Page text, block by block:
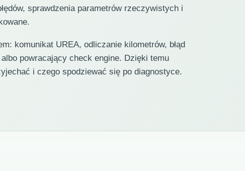
sprawdzenia parametrów rzeczywistych i
komunikat UREA, odliczanie kilometrów, błąd
powracający check engine. Dzięki temu
i czego spodziewać się po diagnostyce.